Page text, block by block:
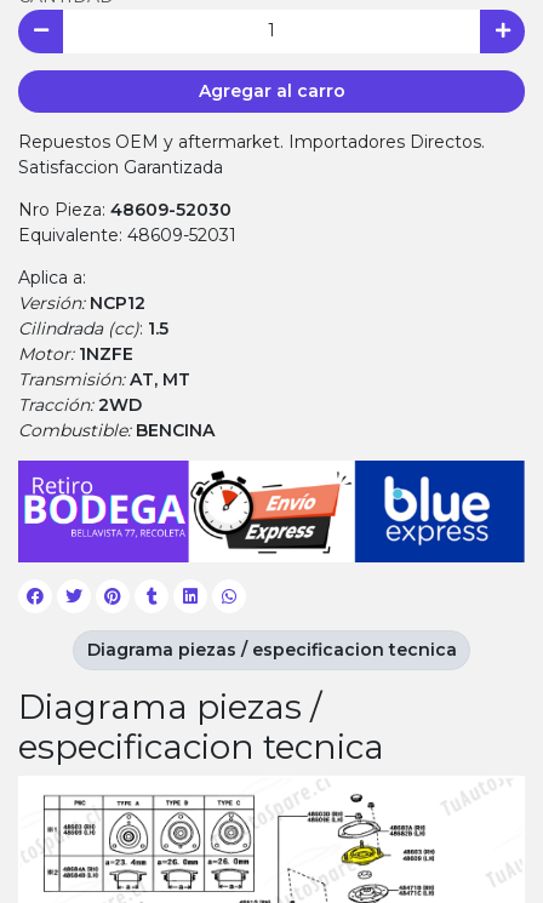
Agregar al carro
Repuestos OEM y aftermarket. Importadores Directos.
Satisfaccion Garantizada
Nro Pieza: 48609-52030
Equivalente: 48609-52031
Aplica a:
Versión: NCP12
Cilindrada (cc): 1.5
Motor: 1NZFE
Transmisión:AT, MT
Tracción:2WD
Combustible: BENCINA
Diagrama piezas /
especificacion tecnica
Diagrama piezas / especificacion tecnica